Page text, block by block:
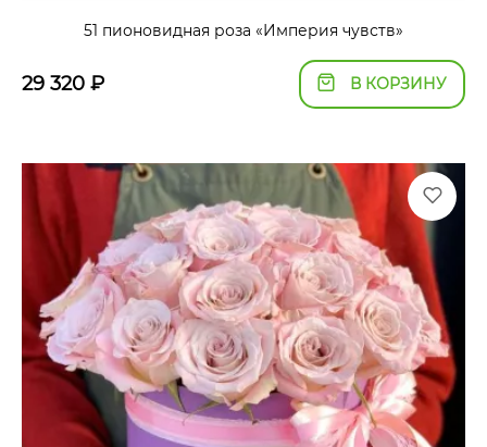
51 пионовидная роза «Империя чувств»
29 320 ₽ В КОРЗИНУ